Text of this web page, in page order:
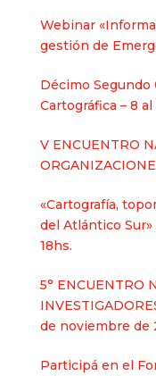
Webinar
gestión de
Décimo Segundo
Cartográfica – 8
V ENCUENTRO
«Cartografía,
del Atlántico Sur»
18hs.
5° ENCUENTRO
de noviembre de
Participá en el